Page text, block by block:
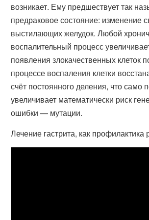
возникает. Ему предшествует так
предраковое состояние: изменение
выстилающих желудок. Любой
воспалительный процесс
появления злокачественных клеток
процессе воспаления клетки
счёт постоянного деления, что само
увеличивает математически риск
ошибки — мутации.
Лечение гастрита, как профилактика